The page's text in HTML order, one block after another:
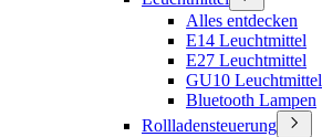
Alles entdecken
E14 Leuchtmittel
E27 Leuchtmittel
GU10 Leuchtmittel
Bluetooth Lampen
Rollladensteuerung